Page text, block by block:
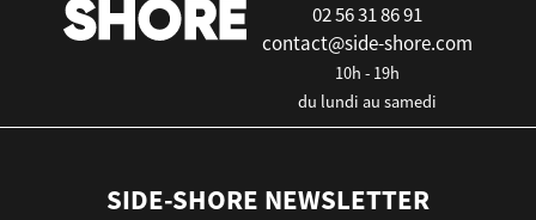
02 56 31 86 91
contact@side-shore.com
10h - 19h
du lundi au samedi
SIDE-SHORE NEWSLETTER